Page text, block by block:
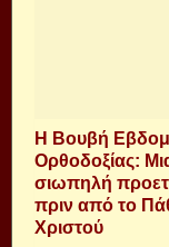
Η Βουβή
Ορθοδοξίας:
σιωπηλή
πριν από το
Χριστού